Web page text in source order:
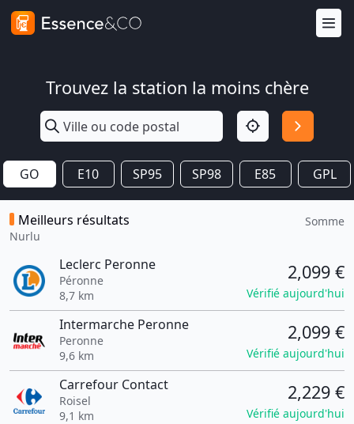
Trouvez la station la moins chère
GO E10 SP95 SP98 E85 GPL
Meilleurs résultats
Nurlu
Somme
Leclerc Peronne
Péronne
8,7 km
2,099 €
Vérifié aujourd'hui
Intermarche Peronne
Peronne
9,6 km
2,099 €
Vérifié aujourd'hui
Carrefour Contact
Roisel
9,1 km
2,229 €
Vérifié aujourd'hui